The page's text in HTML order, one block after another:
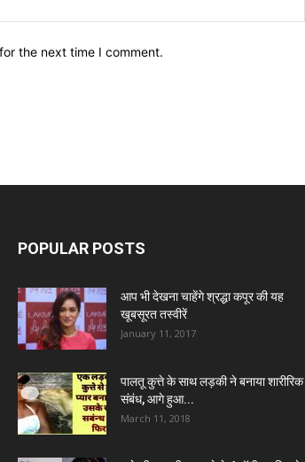
the next time I comment.
POPULAR POSTS
आप भी देखना चाहेंगे श्रद्धा कपूर की यह
खूबसूरत तस्वीरें
January 11, 2017
पालतू कुत्ते के साथ लड़की ने बनाया शारीरिक
संबंध, आगे हुआ...
March 11, 2018